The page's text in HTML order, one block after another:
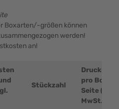
Boxarten/-größen können
werden!
an!
Stückzahl
pro Box
Seite (zzgl.
MwSt.)